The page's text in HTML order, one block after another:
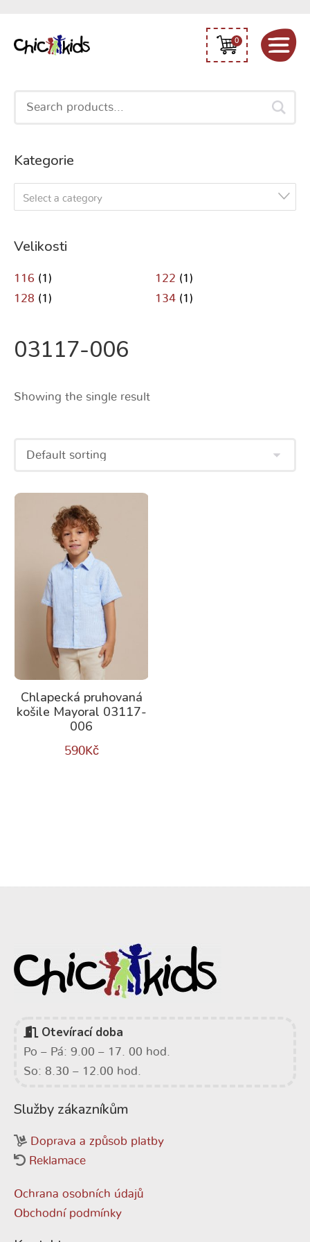
0
Search
Kategorie
Select a category
Velikosti
116 (1) 122 (1)
128 (1) 134 (1)
03117-006
Showing the single result
Chlapecká pruhovaná
košile Mayoral 03117-
006
590Kč
Otevírací doba
Po – Pá: 9.00 – 17. 00 hod.
So: 8.30 – 12.00 hod.
Služby zákazníkům
Doprava a způsob platby
Reklamace
Ochrana osobních údajů
Obchodní podmínky